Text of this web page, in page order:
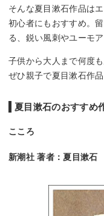
そんな夏目漱石作品は
初心者にもおすすめ。
る、鋭い風刺やユーモ
子供から大人まで何度
ぜひ親子で夏目漱石作
夏目漱石のおすすめ
こころ
新潮社 著者：夏目漱石